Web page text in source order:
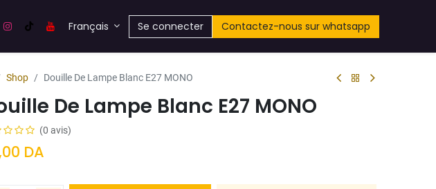
Français Se connecter Contactez-nous sur whatsapp
Shop Douille De Lampe Blanc E27 MONO
De Lampe Blanc E27 MONO
(0 avis)
DA